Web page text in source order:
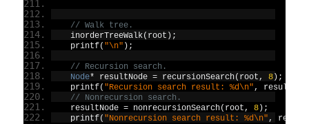
// Walk tree.
    inorderTreeWalk
( root );
    printf
( "\n" );
// Recursion search.
Node* resultNode = recursionSearch( root, 8);
    printf
( "Recursion search result: %d\n",
// Nonrecursion search.
    resultNode
= nonrecursionSearch( root, 8);
    printf
( "Nonrecursion search result: %d\n",